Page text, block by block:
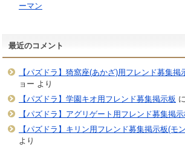
ーマン
最近のコメント
【パズドラ】猗窩座(あかざ)用フレンド募集掲
ョー より
【パズドラ】学園キオ用フレンド募集掲示板 に
【パズドラ】アグリゲート用フレンド募集掲示
【パズドラ】キリン用フレンド募集掲示板(モ
より